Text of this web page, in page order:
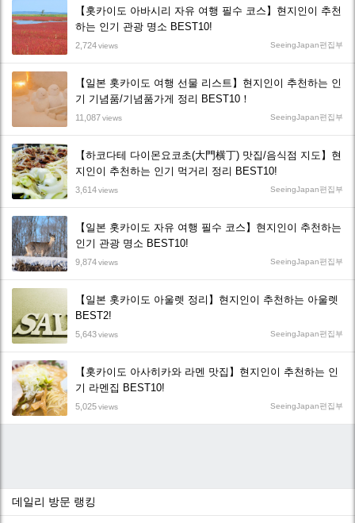
【홋카이도 아바시리 자유 여행 필수 코스】현지인이 추천
하는 인기 관광 명소 BEST10!
2,724views SeeingJapan편집부
【일본 홋카이도 여행 선물 리스트】현지인이 추천하는 인
기 기념품/기념품가게 정리 BEST10！
11,087views SeeingJapan편집부
【하코다테 다이몬요코초(大門横丁) 맛집/음식점 지도】현
지인이 추천하는 인기 먹거리 정리 BEST10!
3,614views SeeingJapan편집부
【일본 홋카이도 자유 여행 필수 코스】현지인이 추천하는
인기 관광 명소 BEST10!
9,874views SeeingJapan편집부
【일본 홋카이도 아울렛 정리】현지인이 추천하는 아울렛
BEST2!
5,643views SeeingJapan편집부
【홋카이도 아사히카와 라멘 맛집】현지인이 추천하는 인
기 라멘집 BEST10!
5,025views SeeingJapan편집부
데일리 방문 랭킹